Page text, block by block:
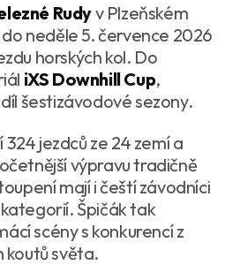
Rudyv Plzeňském
neděle 5. července 2026
horských kol. Do
iXS Downhill Cup,
šestizávodové sezony.
jezdců ze 24 zemí a
výpravu tradičně
mají i čeští závodníci
Špičák tak
scény s konkurencí z
koutů světa.